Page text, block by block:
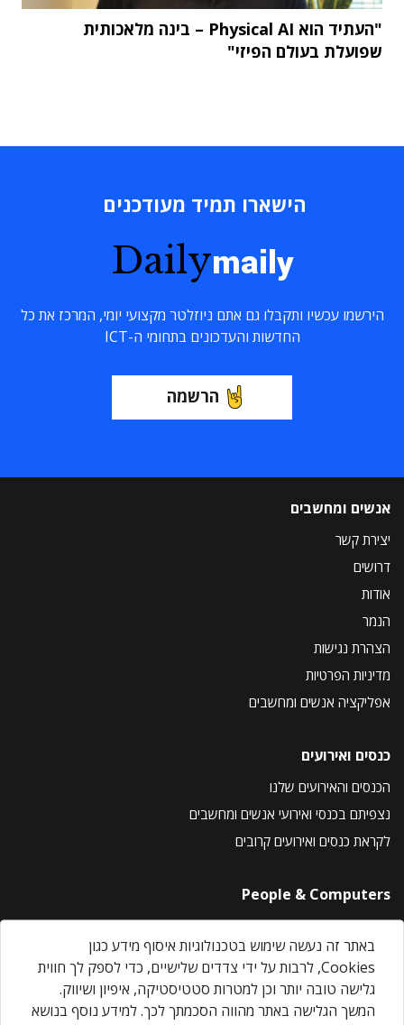
"העתיד הוא Physical AI – בינה מלאכותית
שפועלת בעולם הפיזי"
הישארו תמיד מעודכנים
Dailymaily
הירשמו עכשיו ותקבלו גם אתם ניוזלטר מקצועי יומי, המרכז את כל
החדשות והעדכונים בתחומי ה-ICT
הרשמה
אנשים ומחשבים
יצירת קשר
דרושים
אודות
הנמר
הצהרת נגישות
מדיניות הפרטיות
אפליקציה אנשים ומחשבים
כנסים ואירועים
הכנסים והאירועים שלנו
נצפיתם בכנסי ואירועי אנשים ומחשבים
לקראת כנסים ואירועים קרובים
People & Computers
About Us
Privacy Policy
Contact Us
Our Events
באתר זה נעשה שימוש בטכנולוגיות איסוף מידע כגון
Cookies, לרבות על ידי צדדים שלישיים, כדי לספק לך חווית
גלישה טובה יותר וכן למטרות סטטיסטיקה, איפיון ושיווק.
המשך הגלישה באתר מהווה הסכמתך לכך. למידע נוסף בנושא